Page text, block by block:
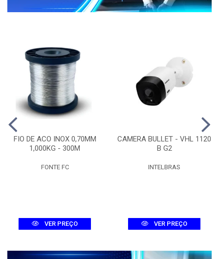
FIO DE ACO INOX 0,70MM
1,000KG - 300M
FONTE FC
VER PREÇO
CAMERA BULLET - VHL 1120
B G2
INTELBRAS
VER PREÇO